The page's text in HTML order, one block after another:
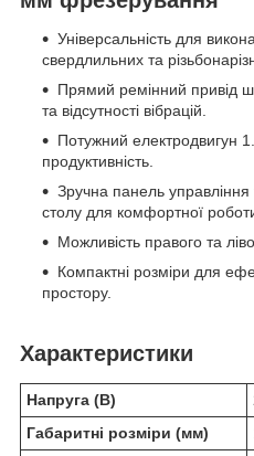
Універсальність для
свердлильних та
Прямий ремінний привід
та відсутності вібрацій.
Потужний електродвигун
продуктивність.
Зручна панель
столу для комфортної
Можливість правого та
Компактні розміри для
простору.
Характеристики
Напруга (В)
Габаритні розміри (мм)